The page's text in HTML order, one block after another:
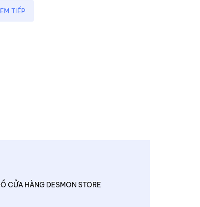
TIẾP
CỬA HÀNG DESMON STORE